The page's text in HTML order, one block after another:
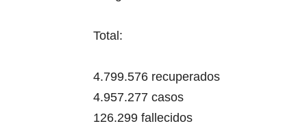
Total:
4.799.576 recuperados
4.957.277 casos
126.299 fallecidos